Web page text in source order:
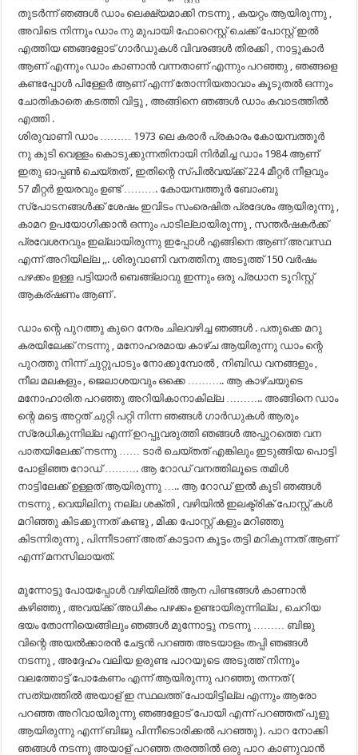
തുടർന്ന് ഞങ്ങൾ ഡാം ലെക്ഷ്യമാക്കി നടന്നു , കയറ്റം ആയിരുന്നു ,
അവിടെ നിന്നും ഡാം നു മുപായി ഫോറെസ്റ്റ് ചെക്ക് പോസ്റ്റ്‌ ഇൽ
എത്തിയ ഞങ്ങളോട് ഗാർഡുകൾ വിവരങ്ങൾ തിരക്കി , നാട്ടുകാർ
ആണ് എന്നും ഡാം കാണാൻ വന്നതാണ് എന്നും പറഞ്ഞു , ഞങ്ങളെ
കണ്ടപ്പോൾ പിള്ളേർ ആണ് എന്ന് തോന്നിയതാവാം കൂടുതൽ ഒന്നും
ചോതികാതെ കടത്തി വിട്ടു , അങ്ങിനെ ഞങ്ങൾ ഡാം കവാടത്തിൽ
എത്തി .
ശിരുവാണി ഡാം ……… 1973 ലെ കരാർ പ്രകാരം കോയമ്പത്തൂർ
നു കുടി വെള്ളം കൊടുക്കുന്നതിനായി നിർമിച്ച ഡാം 1984 ആണ്
ഇതു ഓപ്പണ്‍ ചെയ്തത് , ഇതിന്റെ സ്പിൽവയ്ക്ക് 224 മീറ്റർ നീളവും
57 മീറ്റർ ഉയരവും ഉണ്ട് ………. കോയമ്പത്തൂർ ബോംബു
സ്പോടനങ്ങൾക്ക് ശേഷം ഇവിടം സംരെഷിത പ്രദേശം ആയിരുന്നു ,
കാമറ ഉപയോഗിക്കാൻ ഒന്നും പാടില്ലായിരുന്നു , സന്തർഷകർക്ക്
പ്രവേശനവും ഇല്ലായിരുന്നു ഇപ്പോൾ എങ്ങിനെ ആണ് അവസ്ഥ
എന്ന് അറിയില്ല ,,. ശിരുവാണി വനത്തിനു അടുത്ത് 150 വർഷം
പഴക്കം ഉള്ള പട്ടിയാർ ബെങ്ങ്ലാവു ഇന്നും ഒരു പ്രധാന ടൂറിസ്റ്റ്
ആകര്ഷണം ആണ് .
ഡാം ന്റെ പുറത്തു കുറെ നേരം ചിലവഴിച്ച ഞങ്ങൾ . പതുക്കെ മറു
കരയിലേക്ക് നടന്നു , മനോഹരമായ കാഴ്ച ആയിരുന്നു ഡാം ന്റെ
പുറത്തു നിന്ന് ചുറ്റുപാടും നോക്കുമ്പോൽ , നിബിഡ വനങ്ങളും ,
നീല മലകളും , ജെലാശയവും ഒക്കെ ……….. ആ കാഴ്ചയുടെ
മനോഹാരിത പറഞ്ഞു അറിയികാനാകില്ല ……….. അങ്ങിനെ ഡാം
ന്റെ മട്ടെ അറ്റത് ചുറ്റി പറ്റി നിന്ന ഞങ്ങൾ ഗാർഡുകൾ ആരും
സ്രേധികുന്നില്ല എന്ന് ഉറപ്പുവരുത്തി ഞങ്ങൾ അപ്പുറത്തെ വന
പാതയിലേക്ക് നടന്നു …… ടാർ ചെയ്തത് എങ്കിലും ഇടുങ്ങിയ പൊട്ടി
പോളിഞ്ഞ റോഡ്‌ ………. ആ റോഡ്‌ വനത്തിലൂടെ തമിൾ
നാട്ടിലേക്ക് ഉള്ളത് ആയിരുന്നു ….. ആ റോഡ്‌ ഇൽ കൂടി ഞങ്ങൾ
നടന്നു , വെയിലിനു നല്ല ശക്തി , വഴിയിൽ ഇലക്ട്രിക്‌ പോസ്റ്റ്‌ കൾ
മറിഞ്ഞു കിടക്കുന്നത് കണ്ടു , മിക്ക പോസ്റ്റ്‌ കളും മറിഞ്ഞു
കിടന്നിരുന്നു , പിന്നീടാണ് അത് കാട്ടാന കൂട്ടം തട്ടി മറികുന്നത് ആണ്
എന്ന് മനസിലായത്.
മുന്നോട്ടു പോയപ്പോൾ വഴിയില്ൽ ആന പിണ്ടങ്ങൾ കാണാൻ
കഴിഞ്ഞു , അവയ്ക്ക് അധികം പഴക്കം ഉണ്ടായിരുന്നില്ല , ചെറിയ
ഭയം തോന്നിയെങ്ങിലും ഞങ്ങൾ മുന്നോട്ടു നടന്നു ……… ബിജു
വിന്റെ അയൽക്കാരൻ ചേട്ടൻ പറഞ്ഞ അടയാളം തപ്പി ഞങ്ങൾ
നടന്നു , അദ്ദേഹം വലിയ ഉരുണ്ട പാറയുടെ അടുത്ത് നിന്നും
വലത്തോട്ട് പോകേണം എന്ന് ആയിരുന്നു പറഞ്ഞു തന്നത് (
സത്യത്തിൽ അയാള് ഇ സ്ഥലത്ത് പോയിട്ടില്ല എന്നും ആരോ
പറഞ്ഞ അറിവായിരുന്നു ഞങ്ങളോട് പോയി എന്ന് പറഞ്ഞത് പുളു
ആയിരുന്നു എന്ന് ബിജു പിന്നീടൊരിക്കൽ പറഞ്ഞു ). പാറ നോക്കി
ഞങ്ങൾ നടന്നു അയാള് പറഞ്ഞ തരത്തിൽ ഒരു പാറ കാണുവാൻ